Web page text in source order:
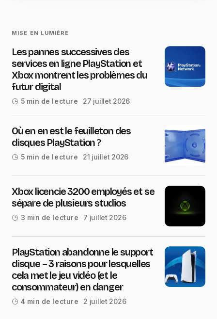
MISE EN LUMIÈRE
Les pannes successives des
services en ligne PlayStation et
Xbox montrent les problèmes du
futur digital
5 min de lecture 27 juillet 2026
Où en en est le feuilleton des
disques PlayStation ?
5 min de lecture 21 juillet 2026
Xbox licencie 3200 employés et se
sépare de plusieurs studios
3 min de lecture 7 juillet 2026
PlayStation abandonne le support
disque – 3 raisons pour lesquelles
cela met le jeu vidéo (et le
consommateur) en danger
4 min de lecture 2 juillet 2026